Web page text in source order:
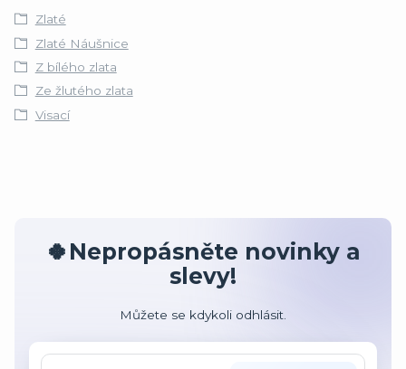
Zlaté
Zlaté Náušnice
Z bílého zlata
Ze žlutého zlata
Visací
🍀Nepropásněte novinky a
slevy!
Můžete se kdykoli odhlásit.